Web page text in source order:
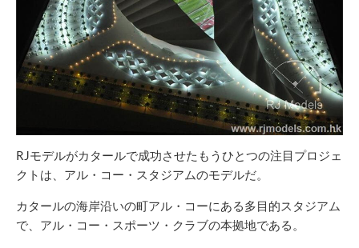
RJモデルがカタールで成功させたもうひとつの注目プロジェ
クトは、アル・コー・スタジアムのモデルだ。
カタールの海岸沿いの町アル・コーにある多目的スタジアム
で、アル・コー・スポーツ・クラブの本拠地である。